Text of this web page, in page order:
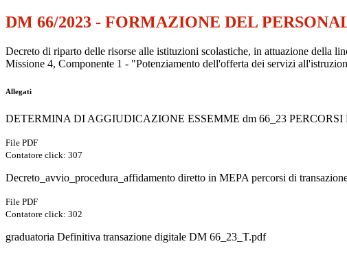
DM 66/2023 - FORMAZIONE DEL
Decreto di riparto delle risorse alle istituzioni scolastiche, in attuazione della
Missione 4, Componente 1 - "Potenziamento dell'offerta dei servizi
Allegati
DETERMINA DI AGGIUDICAZIONE ESSEMME dm 66_23
File PDF
Contatore click: 307
Decreto_avvio_procedura_affidamento diretto in MEPA percorsi di
File PDF
Contatore click: 302
graduatoria Definitiva transazione digitale DM 66_23_T.pdf